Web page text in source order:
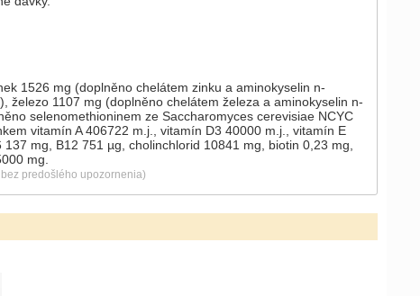
1526 mg (doplněno chelátem zinku a aminokyselin n-
1107 mg (doplněno chelátem železa a aminokyselin n-
selenomethioninem ze Saccharomyces cerevisiae NCYC
vitamín A 406722 m.j., vitamín D3 40000 m.j., vitamín E
mg, B12 751 µg, cholinchlorid 10841 mg, biotin 0,23 mg,
mg.
predošlého upozornenia)